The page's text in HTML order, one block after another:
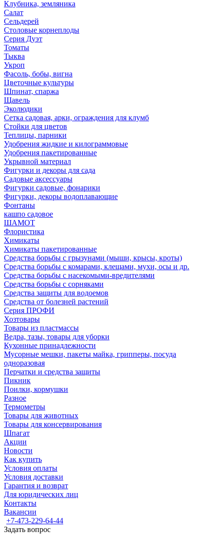
Клубника, земляника
Салат
Сельдерей
Столовые корнеплоды
Серия Дуэт
Томаты
Тыква
Укроп
Фасоль, бобы, вигна
Цветочные культуры
Шпинат, спаржа
Щавель
Эколюдики
Сетка садовая, арки, ограждения для клумб
Стойки для цветов
Теплицы, парники
Удобрения жидкие и килограммовые
Удобрения пакетированные
Укрывной материал
Фигурки и декоры для сада
Садовые аксессуары
Фигурки садовые, фонарики
Фигурки, декоры водоплавающие
Фонтаны
кашпо садовое
ШАМОТ
Флористика
Химикаты
Химикаты пакетированные
Средства борьбы с грызунами (мыши, крысы, кроты)
Средства борьбы с комарами, клещами, мухи, осы и др.
Средства борьбы с насекомыми-вредителями
Средства борьбы с сорняками
Средства защиты для водоемов
Средства от болезней растений
Серия ПРОФИ
Хозтовары
Товары из пластмассы
Ведра, тазы, товары для уборки
Кухонные принадлежности
Мусорные мешки, пакеты майка, грипперы, посуда
одноразовая
Перчатки и средства защиты
Пикник
Поилки, кормушки
Разное
Термометры
Товары для животных
Товары для консервирования
Шпагат
Акции
Новости
Как купить
Условия оплаты
Условия доставки
Гарантия и возврат
Для юридических лиц
Контакты
Вакансии
+7-473-229-64-44
Задать вопрос